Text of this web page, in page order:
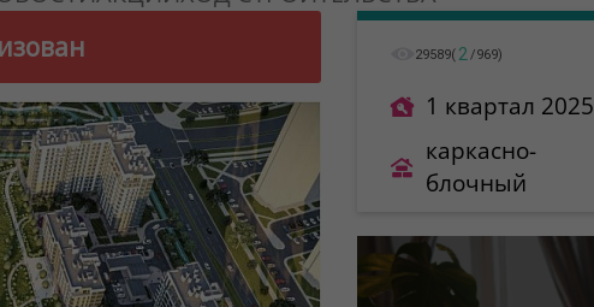
29589( 2 /969)
1 квартал 2025
каркасно-
блочный